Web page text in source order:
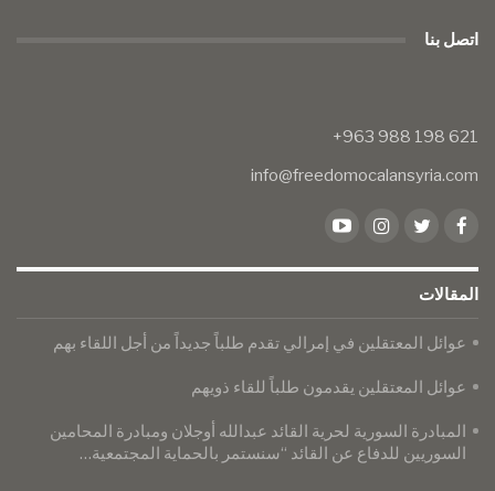
اتصل بنا
info@freedomocalansyria.com
المقالات
عوائل المعتقلين في إمرالي تقدم طلباً جديداً من أجل اللقاء بهم
عوائل المعتقلين يقدمون طلباً للقاء ذويهم
المبادرة السورية لحرية القائد عبدالله أوجلان ومبادرة المحامين
السوريين للدفاع عن القائد “سنستمر بالحماية المجتمعية…